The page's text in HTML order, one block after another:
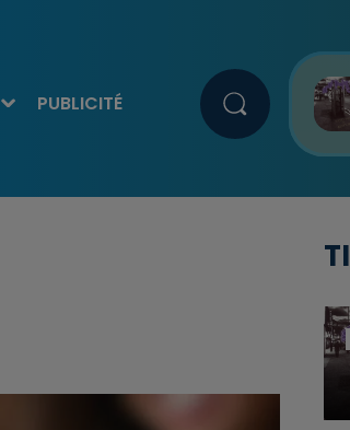
PUBLICITÉ